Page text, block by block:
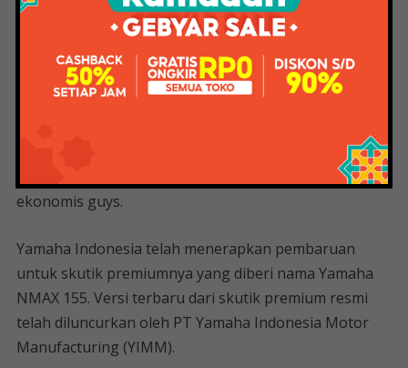
heran jika skutik ini menjadi salah satu motor yang
ditunggu-tunggu oleh konsumen di Indonesia.
Poin Plus Lexi Dibanding Deretan Skutik 125
Yamaha Lexi 125 ini akan berada di kisaran Rp 17
ekonomis guys.
Yamaha Indonesia telah menerapkan pembaruan
untuk skutik premiumnya yang diberi nama Yamaha
NMAX 155. Versi terbaru dari skutik premium resmi
telah diluncurkan oleh PT Yamaha Indonesia Motor
Manufacturing (YIMM).